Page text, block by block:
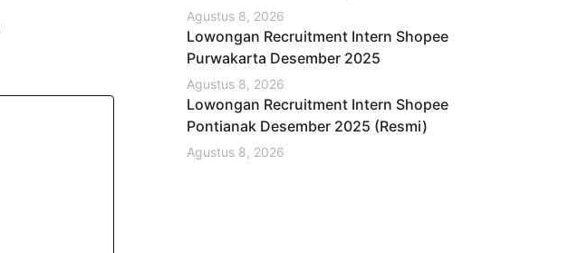
Agustus 8, 2026
Lowongan Recruitment Intern Shopee
Purwakarta Desember 2025
Agustus 8, 2026
Lowongan Recruitment Intern Shopee
Pontianak Desember 2025 (Resmi)
Agustus 8, 2026